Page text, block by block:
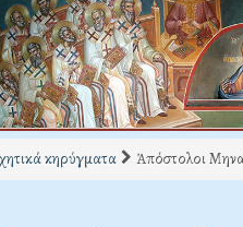
κηρύγματα Ἀπόστολοι